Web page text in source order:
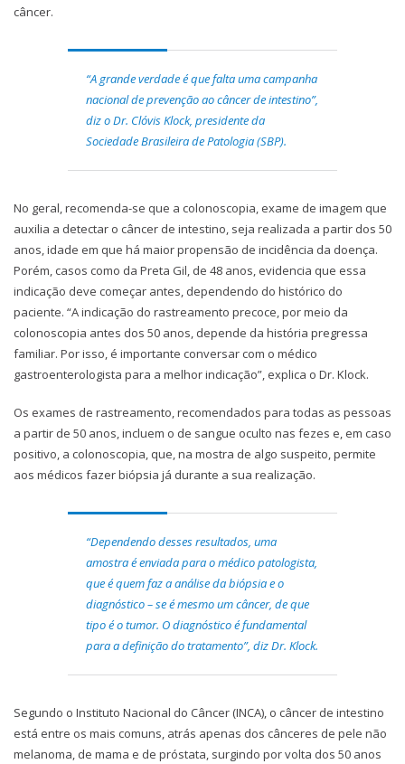
câncer.
“A grande verdade é que falta uma campanha
nacional de prevenção ao câncer de intestino”,
diz o Dr. Clóvis Klock, presidente da
Sociedade Brasileira de Patologia (SBP).
No geral, recomenda-se que a colonoscopia, exame de imagem que
auxilia a detectar o câncer de intestino, seja realizada a partir dos 50
anos, idade em que há maior propensão de incidência da doença.
Porém, casos como da Preta Gil, de 48 anos, evidencia que essa
indicação deve começar antes, dependendo do histórico do
paciente. “A indicação do rastreamento precoce, por meio da
colonoscopia antes dos 50 anos, depende da história pregressa
familiar. Por isso, é importante conversar com o médico
gastroenterologista para a melhor indicação”, explica o Dr. Klock.
Os exames de rastreamento, recomendados para todas as pessoas
a partir de 50 anos, incluem o de sangue oculto nas fezes e, em caso
positivo, a colonoscopia, que, na mostra de algo suspeito, permite
aos médicos fazer biópsia já durante a sua realização.
“Dependendo desses resultados, uma
amostra é enviada para o médico patologista,
que é quem faz a análise da biópsia e o
diagnóstico – se é mesmo um câncer, de que
tipo é o tumor. O diagnóstico é fundamental
para a definição do tratamento”, diz Dr. Klock.
Segundo o Instituto Nacional do Câncer (INCA), o câncer de intestino
está entre os mais comuns, atrás apenas dos cânceres de pele não
melanoma, de mama e de próstata, surgindo por volta dos 50 anos